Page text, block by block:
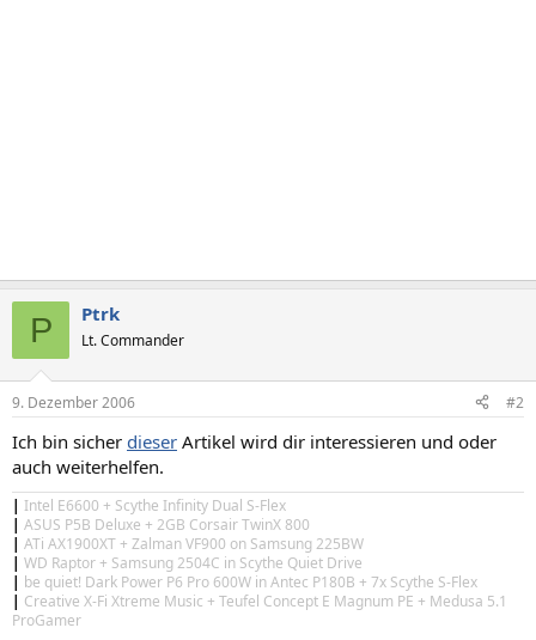
P Ptrk
Lt. Commander
9. Dezember 2006 #2
Ich bin sicher dieser Artikel wird dir interessieren und oder
auch weiterhelfen.
| Intel E6600 + Scythe Infinity Dual S-Flex
| ASUS P5B Deluxe + 2GB Corsair TwinX 800
| ATi AX1900XT + Zalman VF900 on Samsung 225BW
| WD Raptor + Samsung 2504C in Scythe Quiet Drive
| be quiet! Dark Power P6 Pro 600W in Antec P180B + 7x Scythe S-Flex
| Creative X-Fi Xtreme Music + Teufel Concept E Magnum PE + Medusa 5.1
ProGamer